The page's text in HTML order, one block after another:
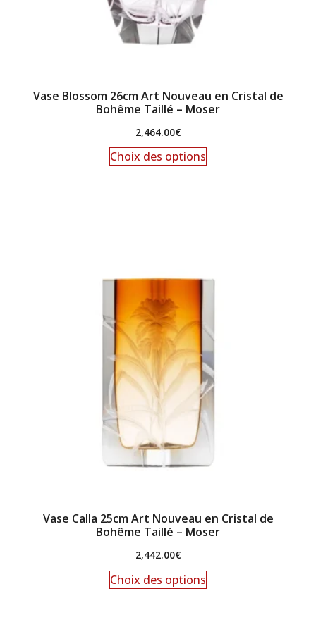
Vase Blossom 26cm Art Nouveau en Cristal de
Bohême Taillé – Moser
2,464.00€
Choix des options
Vase Calla 25cm Art Nouveau en Cristal de
Bohême Taillé – Moser
2,442.00€
Choix des options